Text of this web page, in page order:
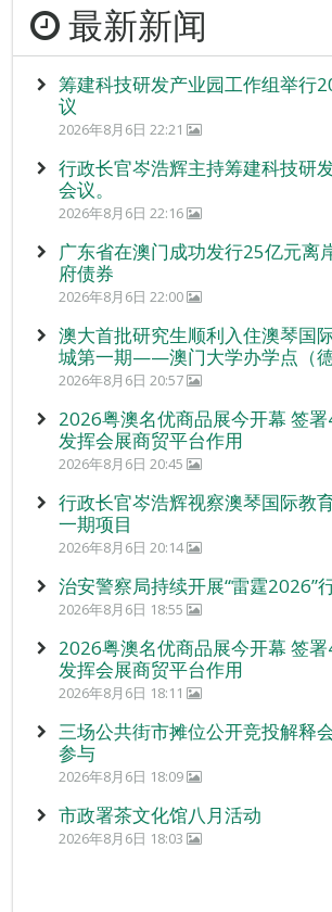
最新新闻
筹建科技研发产业园工作组举行
议
2026年8月6日 22:21
行政长官岑浩辉主持筹建科技研
会议。
2026年8月6日 22:16
广东省在澳门成功发行25亿元离
府债券
2026年8月6日 22:00
澳大首批研究生顺利入住澳琴国
城第一期——澳门大学办学点（德
2026年8月6日 20:57
2026粤澳名优商品展今开幕 签
发挥会展商贸平台作用
2026年8月6日 20:45
行政长官岑浩辉视察澳琴国际教
一期项目
2026年8月6日 20:14
治安警察局持续开展“雷霆2026”
2026年8月6日 18:55
2026粤澳名优商品展今开幕 签
发挥会展商贸平台作用
2026年8月6日 18:11
三场公共街市摊位公开竞投解释
参与
2026年8月6日 18:09
市政署茶文化馆八月活动
2026年8月6日 18:03